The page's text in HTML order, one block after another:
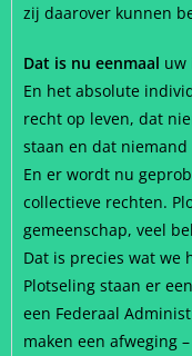
zij daarover kunnen
Dat is nu eenmaal uw
En het absolute
recht op leven, dat
staan en dat
En er wordt nu
collectieve rechten.
gemeenschap, veel
Dat is precies wat we
Plotseling staan er
een Federaal
maken een afweging